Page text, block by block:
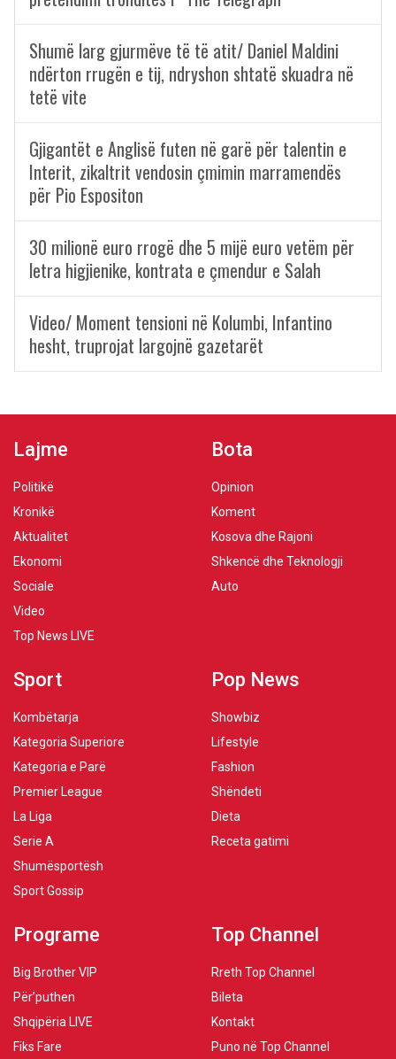
Shumë larg gjurmëve të të atit/ Daniel Maldini
ndërton rrugën e tij, ndryshon shtatë skuadra në
tetë vite
Gjigantët e Anglisë futen në garë për talentin e
Interit, zikaltrit vendosin çmimin marramendës
për Pio Espositon
30 milionë euro rrogë dhe 5 mijë euro vetëm për
letra higjienike, kontrata e çmendur e Salah
Video/ Moment tensioni në Kolumbi, Infantino
hesht, truprojat largojnë gazetarët
Lajme
Politikë
Kronikë
Aktualitet
Ekonomi
Sociale
Video
Top News LIVE
Bota
Opinion
Koment
Kosova dhe Rajoni
Shkencë dhe Teknologji
Auto
Sport
Kombëtarja
Kategoria Superiore
Kategoria e Parë
Premier League
La Liga
Serie A
Shumësportësh
Sport Gossip
Pop News
Showbiz
Lifestyle
Fashion
Shëndeti
Dieta
Receta gatimi
Programe
Big Brother VIP
Për’puthen
Shqipëria LIVE
Fiks Fare
Top Channel
Rreth Top Channel
Bileta
Kontakt
Puno në Top Channel